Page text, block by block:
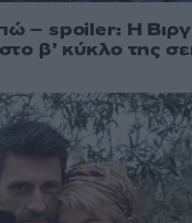
– spoiler: Η
β’ κύκλο της